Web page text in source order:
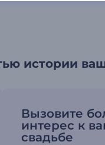
истории
Вызовите
интерес к
свадьбе